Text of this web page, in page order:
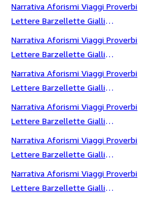
Narrativa Aforismi Viaggi Proverbi
Lettere Barzellette Gialli
Fantascienza Settimana Santa
Narrativa Aforismi Viaggi Proverbi
Lettere Barzellette Gialli
Fantascienza sfida mondiale
Narrativa Aforismi Viaggi Proverbi
Lettere Barzellette Gialli
Fantascienza shakespeare
Narrativa Aforismi Viaggi Proverbi
Lettere Barzellette Gialli
Fantascienza siberia
Narrativa Aforismi Viaggi Proverbi
Lettere Barzellette Gialli
Fantascienza sinfonia
Narrativa Aforismi Viaggi Proverbi
Lettere Barzellette Gialli